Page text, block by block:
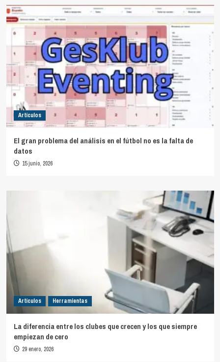
Artículos
El gran problema del análisis en el fútbol no es la falta de
datos
15 junio, 2026
Artículos Herramientas
La diferencia entre los clubes que crecen y los que siempre
empiezan de cero
29 enero, 2026